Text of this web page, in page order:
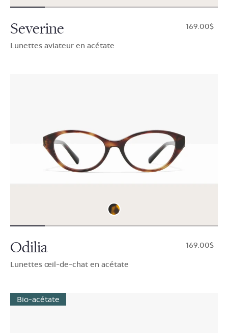
Severine
Lunettes aviateur en acétate
$169.00
Odilia
Lunettes œil-de-chat en acétate
$169.00
Bio-acétate